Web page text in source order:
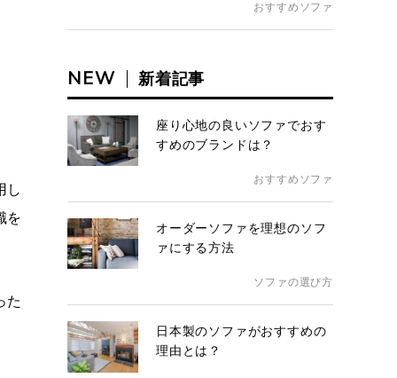
し
を
た
おすすめソファ
NEW 新着記事
座り心地の良いソファでおす
すめのブランドは？
おすすめソファ
オーダーソファを理想のソフ
ァにする方法
ソファの選び方
日本製のソファがおすすめの
理由とは？